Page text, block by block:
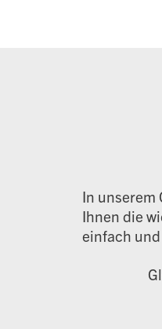
In unserem
Ihnen die
einfach